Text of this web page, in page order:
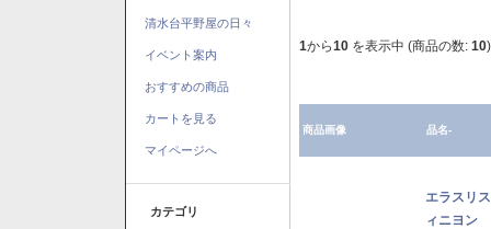
清水台平野屋の日々
イベント案内
おすすめの商品
カートを見る
マイページへ
カテゴリ
1から10 を表示中 (商品の数: 10)
商品画像 品名-
エラスリ
ィニヨン